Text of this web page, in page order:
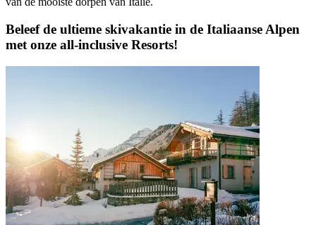
Beleef de ultieme skivakantie in de Italiaanse Alpen
met onze all-inclusive Resorts!